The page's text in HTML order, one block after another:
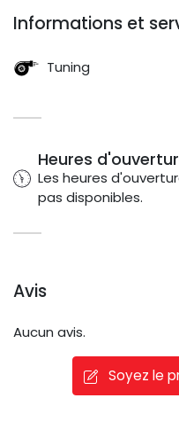
Informations et
Tuning
Heures
Les heures
pas disponibles.
Avis
Aucun avis.
Soyez le